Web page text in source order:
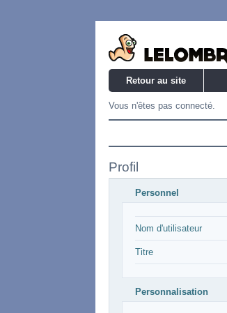
Retour au site
Vous n'êtes pas connecté.
Profil
Personnel
Nom d'utilisateur
Titre
Personnalisation